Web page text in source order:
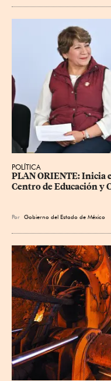
POLÍTICA
PLAN ORIENTE: Inicia
Centro de Educación y
Por Gobierno del Estado de México